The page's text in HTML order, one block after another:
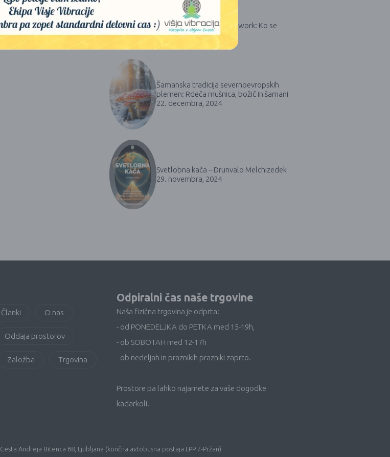
12. oktobra, 2025
Delo s senco ali Shadow work: Ko se
pogledaš v ogledalo
27. julija, 2025
Šamanska tradicija severnoevropskih
plemen: Rdeča mušnica, božič in šamani
22. decembra, 2024
Svetlobna kača – Drunvalo Melchizedek
29. novembra, 2024
Članki O nas
Oddaja prostorov
Založba Trgovina
Odpiralni čas naše trgovine
Naša fizična trgovina je odprta:
- od PONEDELJKA do PETKA med 15-19h,
- ob SOBOTAH med 12-17h
- ob nedeljah in praznikih prazniki zaprto.
Prostore pa lahko najamete za vaše dogodke
kadarkoli.
Cesta Andreja Bitenca 68, Ljubljana (končna avtobusna postaja LPP 7-Pržan)